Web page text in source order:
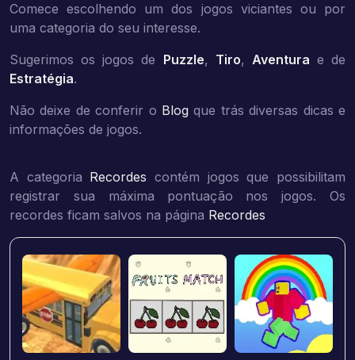
Comece escolhendo um dos jogos viciantes ou por
uma categoria do seu interesse.
Sugerimos os jogos de Puzzle, Tiro, Aventura e de
Estratégia.
Não deixe de conferir o Blog que trás diversas dicas e
informações de jogos.
A categoria Recordes contém jogos que possibilitam
registrar sua máxima pontuação nos jogos. Os
recordes ficam salvos na página Recordes